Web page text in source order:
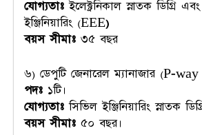
যোগ্যতাঃ ইলেক্ট্রনিকাল স্নাতক ডিগ্রি এবং
ইঞ্জিনিয়ারিং (EEE)
বয়স সীমাঃ ৩৫ বছর
৬) ডেপুটি জেনারেল ম্যানাজার (P-
পদঃ ১টি।
যোগ্যতাঃসিভিল ইঞ্জিনিয়ারিং স্নাতক
বয়স সীমাঃ ৫০ বছর।